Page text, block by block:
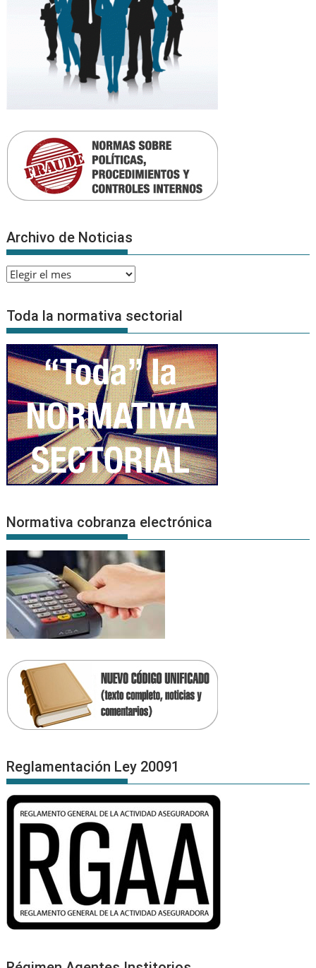
Archivo de Noticias
Archivo
Noticias
Toda la normativa sectorial
Normativa cobranza electrónica
Reglamentación Ley 20091